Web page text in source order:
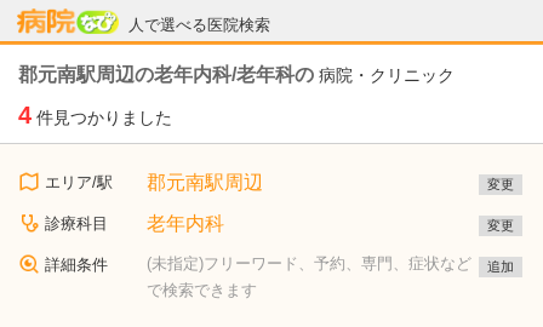
人で選べる医院検索
病院なび
郡元南駅周辺の老年内科/老年科の 病院・クリニック
4 件見つかりました
エリア/駅 郡元南駅周辺 変更
診療科目 老年内科 変更
詳細条件
(未指定)フリーワード、予約、専門、症状など
で検索できます
追加